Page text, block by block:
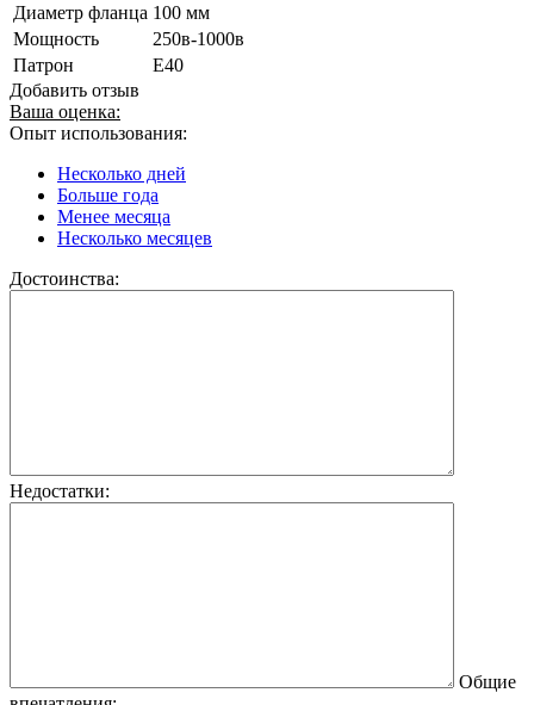
Диаметр фланца 100 мм
Мощность
250в-1000в
Патрон
Е40
Добавить отзыв
Ваша оценка:
Опыт использования:
Несколько дней
Больше года
Менее месяца
Несколько месяцев
Достоинства:
Недостатки:
Общие